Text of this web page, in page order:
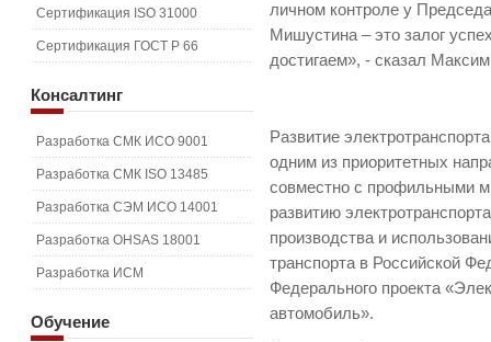
личном контроле у
Мишустина – это залог
достигаем», - сказал
Развитие
одним из приоритетных
совместно с профильными
развитию
производства и
транспорта в Российской
Федерального проекта
автомобиль».
Сертификация ISO 31000
Сертификация ГОСТ Р 66
Консалтинг
Разработка СМК ИСО 9001
Разработка СМК ISO 13485
Разработка СЭМ ИСО 14001
Разработка OHSAS 18001
Разработка ИСМ
Обучение